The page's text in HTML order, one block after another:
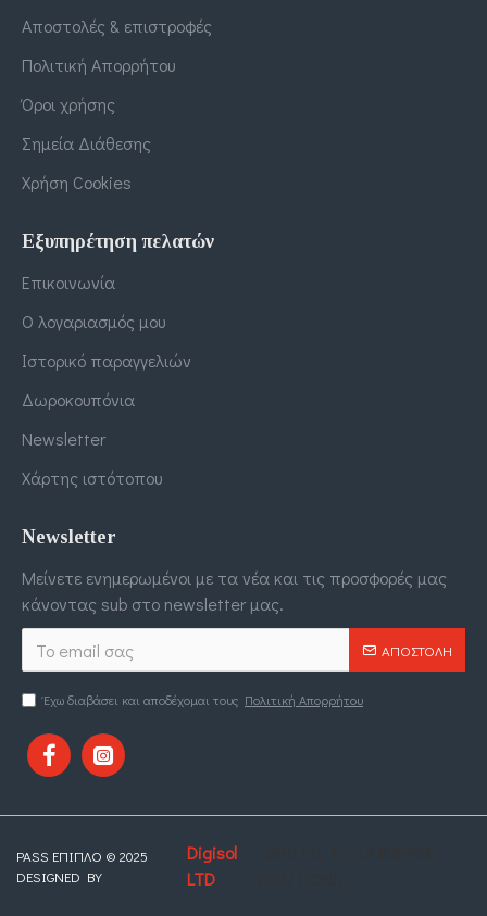
Αποστολές & επιστροφές
Πολιτική Απορρήτου
Όροι χρήσης
Σημεία Διάθεσης
Χρήση Cookies
Εξυπηρέτηση πελατών
Επικοινωνία
Ο λογαριασμός μου
Ιστορικό παραγγελιών
Δωροκουπόνια
Newsletter
Χάρτης ιστότοπου
Newsletter
Μείνετε ενημερωμένοι με τα νέα και τις προσφορές μας
κάνοντας sub στο newsletter μας.
ΑΠΟΣΤΟΛΉ
Έχω διαβάσει και αποδέχομαι τους Πολιτική Απορρήτου
PASS ΕΠΙΠΛΟ © 2025
DESIGNED BY
Digisol
LTD